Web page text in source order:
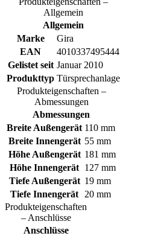
Allgemein
Allgemein
Marke
Gira
EAN
4010337495444
Gelistet seit Januar 2010
Produkttyp Türsprechanlage
Produkteigenschaften –
Abmessungen
Abmessungen
Breite Außengerät 110 mm
Breite Innengerät 55 mm
Höhe Außengerät 181 mm
Höhe Innengerät 127 mm
Tiefe Außengerät 19 mm
Tiefe Innengerät
20 mm
Produkteigenschaften
– Anschlüsse
Anschlüsse